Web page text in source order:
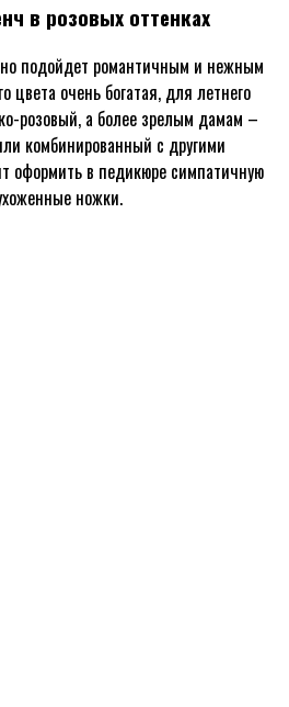
в розовых оттенках
подойдет романтичным и нежным
цвета очень богатая, для летнего
розовый, а более зрелым дамам –
комбинированный с другими
оформить в педикюре симпатичную
ножки.